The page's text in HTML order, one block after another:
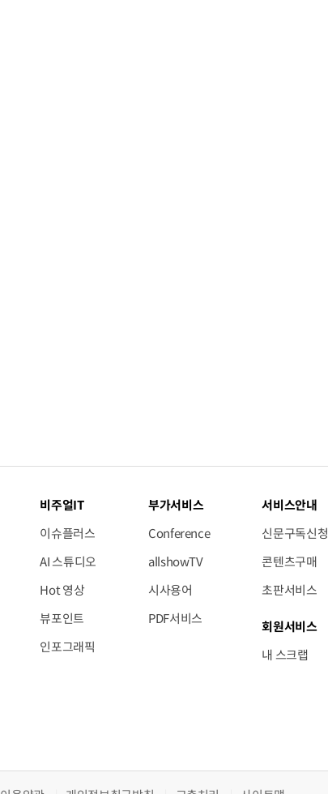
비주얼IT
이슈플러스
AI 스튜디오
Hot 영상
뷰포인트
인포그래픽
부가서비스
Conference
allshowTV
시사용어
PDF서비스
서비스안내
신문구독신청
콘텐츠구매
초판서비스
회원서비스
내 스크랩